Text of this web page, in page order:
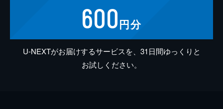
600円分
U-NEXTがお届けするサービスを、31日間ゆっくりと
お試しください。